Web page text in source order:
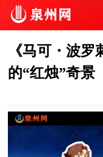
《马可・波
的“红烛”奇景